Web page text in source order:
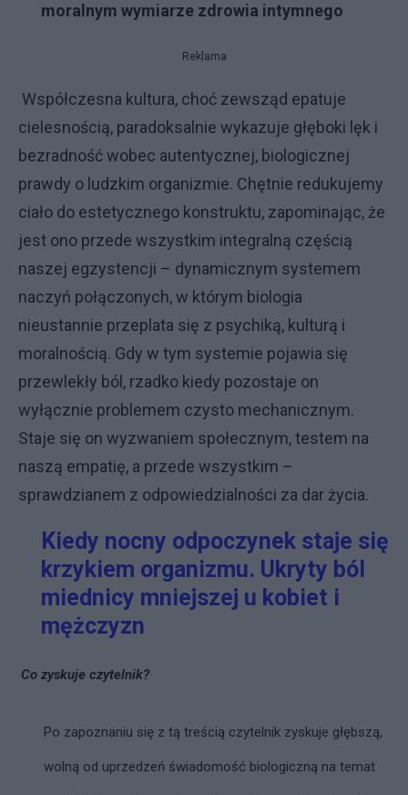
moralnym wymiarze zdrowia intymnego
Reklama
Współczesna kultura, choć zewsząd epatuje
cielesnością, paradoksalnie wykazuje głęboki lęk i
bezradność wobec autentycznej, biologicznej
prawdy o ludzkim organizmie. Chętnie redukujemy
ciało do estetycznego konstruktu, zapominając, że
jest ono przede wszystkim integralną częścią
naszej egzystencji – dynamicznym systemem
naczyń połączonych, w którym biologia
nieustannie przeplata się z psychiką, kulturą i
moralnością. Gdy w tym systemie pojawia się
przewlekły ból, rzadko kiedy pozostaje on
wyłącznie problemem czysto mechanicznym.
Staje się on wyzwaniem społecznym, testem na
naszą empatię, a przede wszystkim –
sprawdzianem z odpowiedzialności za dar życia.
Kiedy nocny odpoczynek staje się
krzykiem organizmu. Ukryty ból
miednicy mniejszej u kobiet i
mężczyzn
Co zyskuje czytelnik?
Po zapoznaniu się z tą treścią czytelnik zyskuje głębszą,
wolną od uprzedzeń świadomość biologiczną na temat